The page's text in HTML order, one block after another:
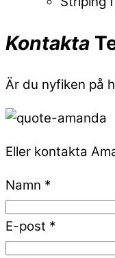
Kontakta
Är du nyfiken på
Eller kontakta
Namn *
E-post *